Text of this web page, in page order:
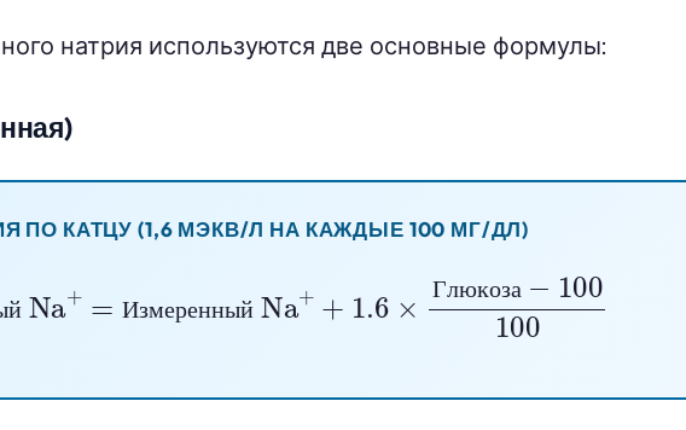
натрия используются две основные формулы:
ПО КАТЦУ (1,6 МЭКВ/Л НА КАЖДЫЕ 100 МГ/ДЛ)
й Изм е р енный
Г лю ко з а
×Глюкоза −100